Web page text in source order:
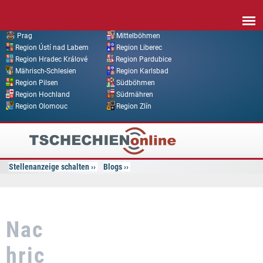
Prag
Mittelböhmen
Region Ústí nad Labem
Region Liberec
Region Hradec Králové
Region Pardubice
Mährisch-Schlesien
Region Karlsbad
Region Pilsen
Südböhmen
Region Hochland
Südmähren
Region Olomouc
Region Zlín
Tschechien
Online
Stellenanzeige schalten Blogs
Nac
hric